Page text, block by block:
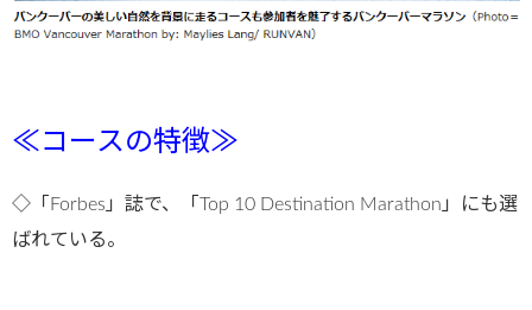
≪コースの特徴≫
◇「Forbes」誌で、「Top 10 Destination Marathon」にも選
ばれている。